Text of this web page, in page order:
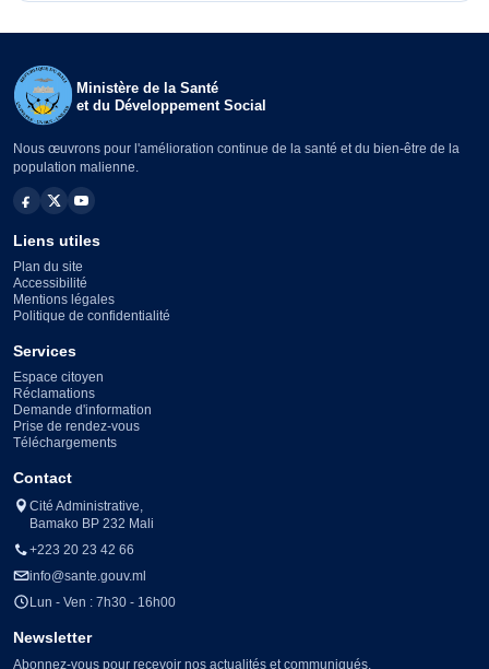
Ministère de la Santé
et du Développement Social
Nous œuvrons pour l'amélioration continue de la santé et du bien-être de la
population malienne.
Liens utiles
Plan du site
Accessibilité
Mentions légales
Politique de confidentialité
Services
Espace citoyen
Réclamations
Demande d'information
Prise de rendez-vous
Téléchargements
Contact
Cité Administrative,
Bamako BP 232 Mali
+223 20 23 42 66
info@sante.gouv.ml
Lun - Ven : 7h30 - 16h00
Newsletter
Abonnez-vous pour recevoir nos actualités et communiqués.